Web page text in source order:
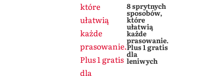
które
ułatwią
każde
prasowanie.
Plus 1 gratis
dla
8 sprytnych
sposobów,
które
ułatwią
każde
prasowanie.
Plus 1 gratis
dla
leniwych